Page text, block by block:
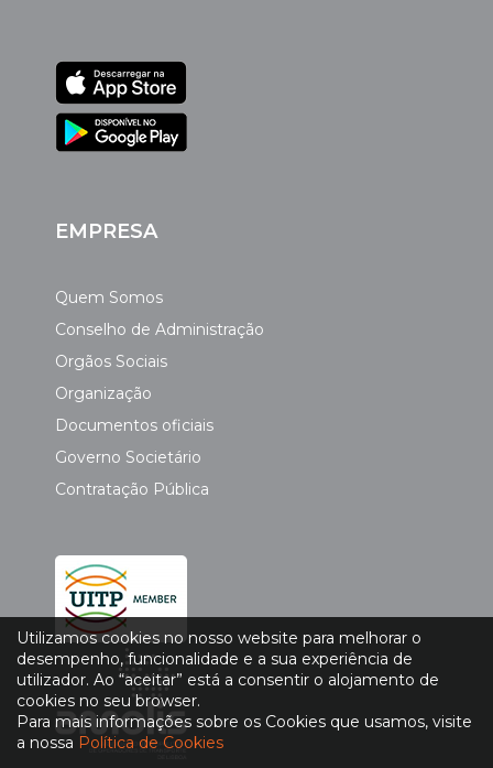
EMPRESA
Quem Somos
Conselho de Administração
Orgãos Sociais
Organização
Documentos oficiais
Governo Societário
Contratação Pública
Utilizamos cookies no nosso website para melhorar o
desempenho, funcionalidade e a sua experiência de
utilizador. Ao “aceitar” está a consentir o alojamento de
cookies no seu browser.
Para mais informações sobre os Cookies que usamos, visite
a nossa Política de Cookies